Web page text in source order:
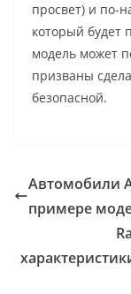
просвет) и по-
который будет
модель может
призваны
безопасной.
Автомобили
примере